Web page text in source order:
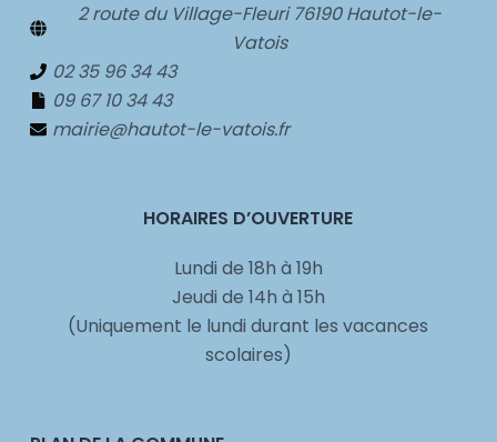
2 route du Village-Fleuri 76190 Hautot-le-
Vatois
02 35 96 34 43
09 67 10 34 43
mairie@hautot-le-vatois.fr
HORAIRES D’OUVERTURE
Lundi de 18h à 19h
Jeudi de 14h à 15h
(Uniquement le lundi durant les vacances
scolaires)